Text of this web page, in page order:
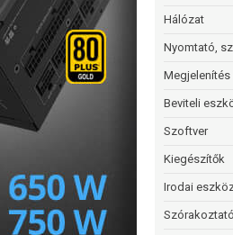
Hálózat
Nyomtató,
Megjelenítés
Beviteli
Szoftver
Kiegészítők
Irodai